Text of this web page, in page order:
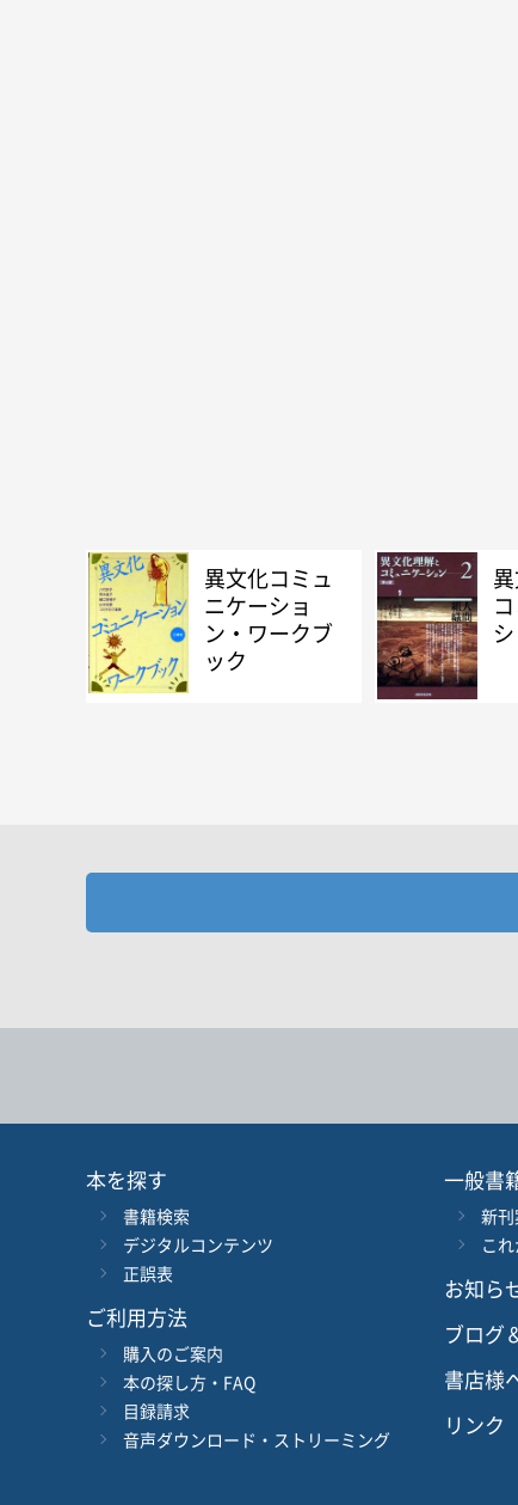
異文化コミュ
ニケーショ
ン・ワークブ
ック
キーワード
シリーズ
ISBN -
本を探す
書籍検索
デジタルコンテンツ
正誤表
ご利用方法
購入のご案内
本の探し方・FAQ
目録請求
音声ダウンロード・ストリーミング
一般書
新
こ
お知ら
ブログ
書店様
リンク